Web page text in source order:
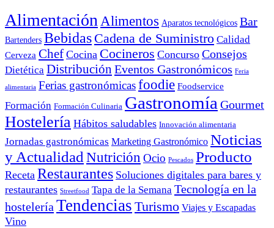
Alimentación Alimentos Aparatos tecnológicos Bar
Bartenders Bebidas Cadena de Suministro Calidad
Cerveza Chef Cocina Cocineros Concurso Consejos
Dietética Distribución Eventos Gastronómicos Feria
alimentaria Ferias gastronómicasfoodie Foodservice
Formación Formación Culinaria Gastronomía Gourmet
Hostelería Hábitos saludables Innovación alimentaria
Jornadas gastronómicas Marketing Gastronómico Noticias
y Actualidad Nutrición Ocio Pescados Producto
Receta Restaurantes Soluciones digitales para bares y
restaurantes Streetfood Tapa de la Semana Tecnología en la
hostelería Tendencias Turismo Viajes y Escapadas
Vino